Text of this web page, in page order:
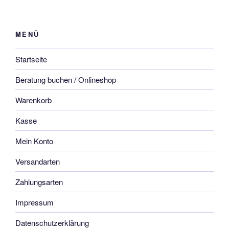
MENÜ
Startseite
Beratung buchen / Onlineshop
Warenkorb
Kasse
Mein Konto
Versandarten
Zahlungsarten
Impressum
Datenschutzerklärung